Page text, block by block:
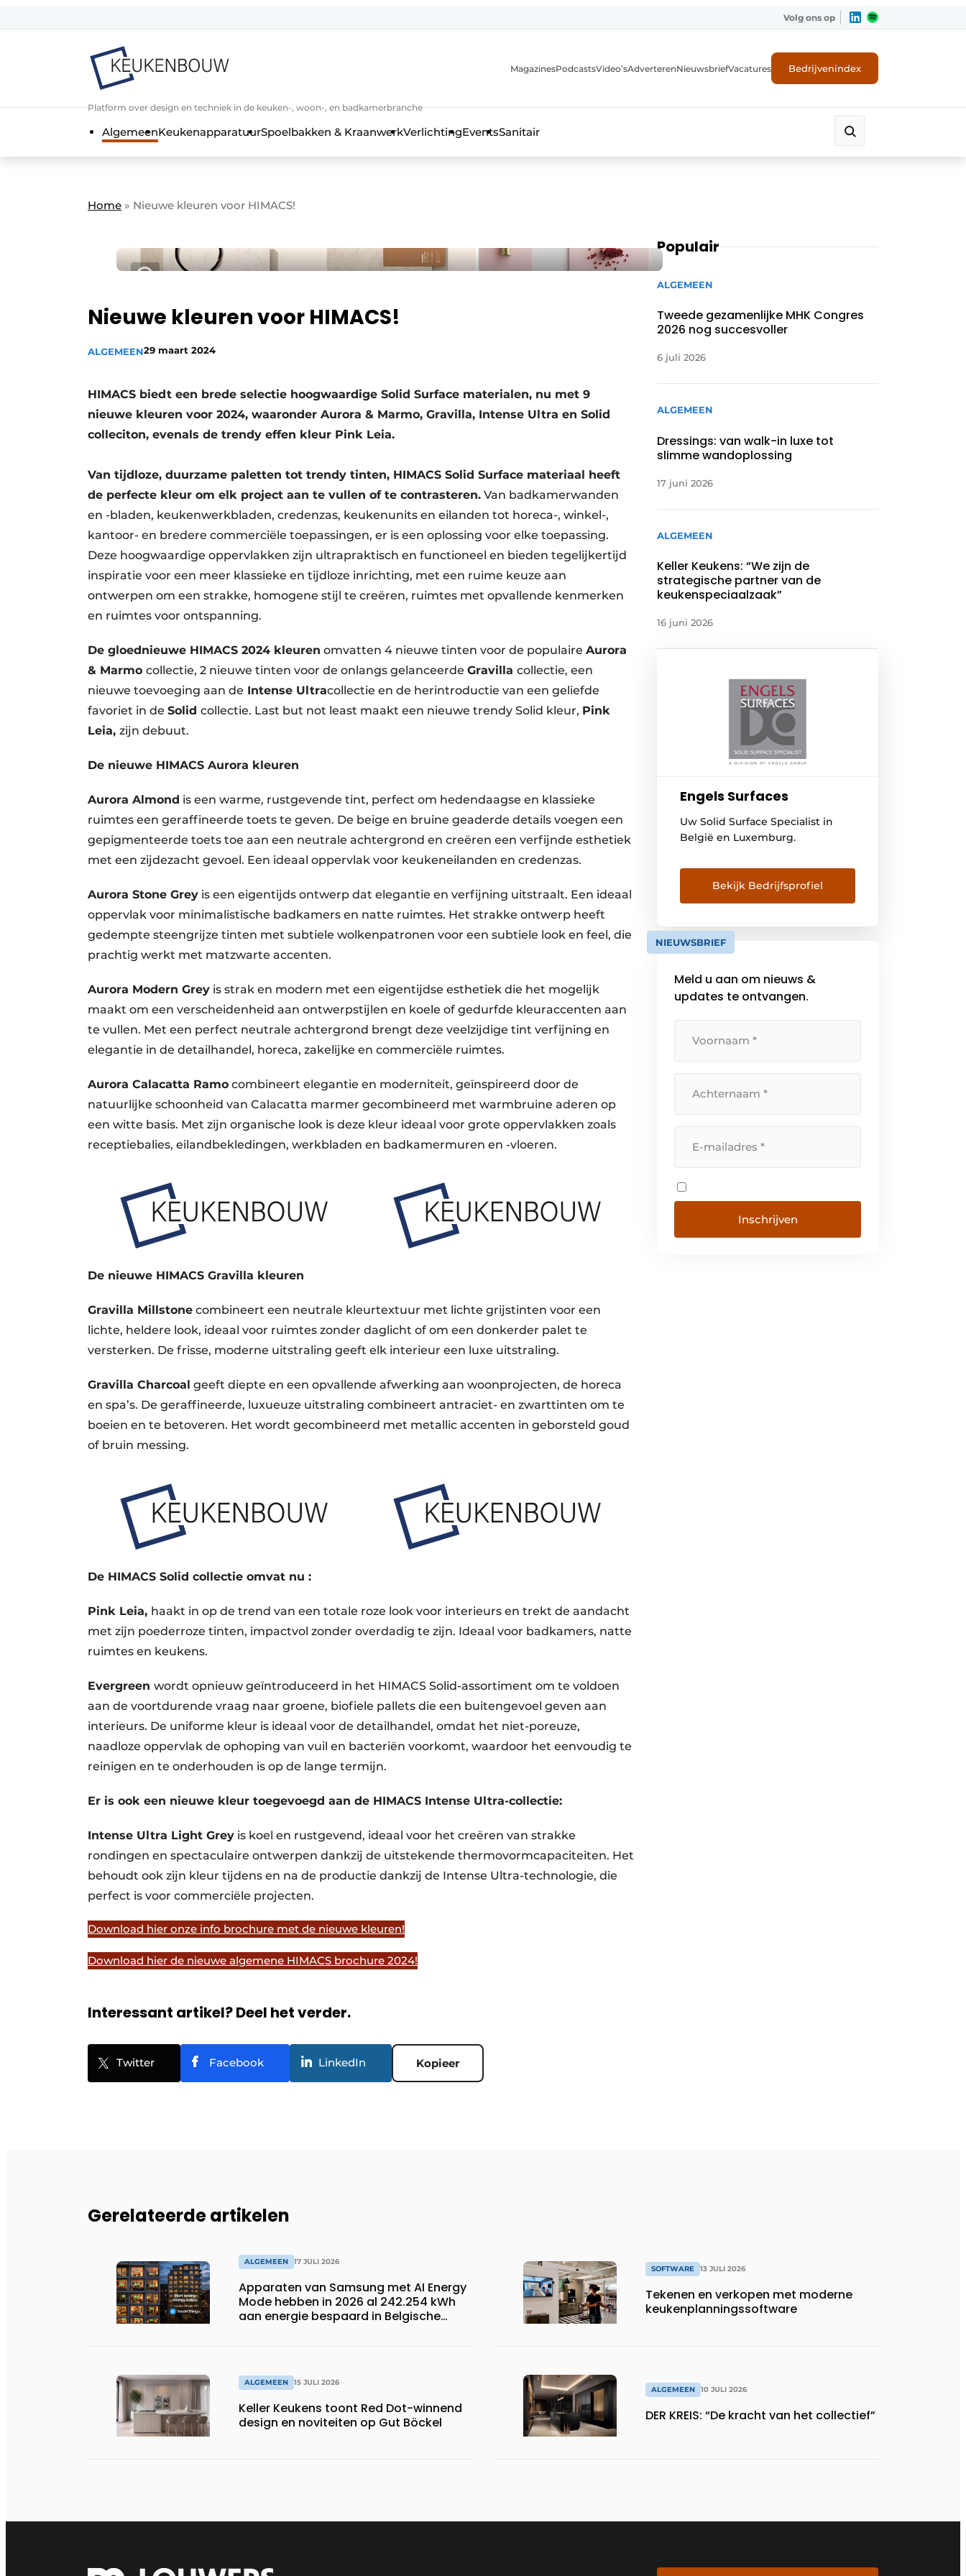
Algemene voorwaarden
Contact
Nieuwsbrief
Privacy / Cookie statement
Volg ons op
Platform over design en techniek in de keuken-, woon-, en badkamerbranche
MagazinesPodcastsVideo’sAdverterenNieuwsbriefVacatures Bedrijvenindex
AlgemeenKeukenapparatuurSpoelbakken & KraanwerkVerlichtingEventsSanitair
Home » Nieuwe kleuren voor HIMACS!
Nieuwe kleuren voor HIMACS!
ALGEMEEN29 maart 2024
HIMACS biedt een brede selectie hoogwaardige Solid Surface materialen, nu met 9
nieuwe kleuren voor 2024, waaronder Aurora & Marmo, Gravilla, Intense Ultra en Solid
colleciton, evenals de trendy effen kleur Pink Leia.
Van tijdloze, duurzame paletten tot trendy tinten, HIMACS Solid Surface materiaal heeft
de perfecte kleur om elk project aan te vullen of te contrasteren. Van badkamerwanden
en -bladen, keukenwerkbladen, credenzas, keukenunits en eilanden tot horeca-, winkel-,
kantoor- en bredere commerciële toepassingen, er is een oplossing voor elke toepassing.
Deze hoogwaardige oppervlakken zijn ultrapraktisch en functioneel en bieden tegelijkertijd
inspiratie voor een meer klassieke en tijdloze inrichting, met een ruime keuze aan
ontwerpen om een strakke, homogene stijl te creëren, ruimtes met opvallende kenmerken
en ruimtes voor ontspanning.
De gloednieuwe HIMACS 2024 kleuren omvatten 4 nieuwe tinten voor de populaire Aurora
& Marmo collectie, 2 nieuwe tinten voor de onlangs gelanceerde Gravilla collectie, een
nieuwe toevoeging aan de Intense Ultracollectie en de herintroductie van een geliefde
favoriet in de Solid collectie. Last but not least maakt een nieuwe trendy Solid kleur, Pink
Leia, zijn debuut.
De nieuwe HIMACS Aurora kleuren
Aurora Almond is een warme, rustgevende tint, perfect om hedendaagse en klassieke
ruimtes een geraffineerde toets te geven. De beige en bruine geaderde details voegen een
gepigmenteerde toets toe aan een neutrale achtergrond en creëren een verfijnde esthetiek
met een zijdezacht gevoel. Een ideaal oppervlak voor keukeneilanden en credenzas.
Aurora Stone Grey is een eigentijds ontwerp dat elegantie en verfijning uitstraalt. Een ideaal
oppervlak voor minimalistische badkamers en natte ruimtes. Het strakke ontwerp heeft
gedempte steengrijze tinten met subtiele wolkenpatronen voor een subtiele look en feel, die
prachtig werkt met matzwarte accenten.
Aurora Modern Grey is strak en modern met een eigentijdse esthetiek die het mogelijk
maakt om een verscheidenheid aan ontwerpstijlen en koele of gedurfde kleuraccenten aan
te vullen. Met een perfect neutrale achtergrond brengt deze veelzijdige tint verfijning en
elegantie in de detailhandel, horeca, zakelijke en commerciële ruimtes.
Aurora Calacatta Ramo combineert elegantie en moderniteit, geïnspireerd door de
natuurlijke schoonheid van Calacatta marmer gecombineerd met warmbruine aderen op
een witte basis. Met zijn organische look is deze kleur ideaal voor grote oppervlakken zoals
receptiebalies, eilandbekledingen, werkbladen en badkamermuren en -vloeren.
De nieuwe HIMACS Gravilla kleuren
Gravilla Millstone combineert een neutrale kleurtextuur met lichte grijstinten voor een
lichte, heldere look, ideaal voor ruimtes zonder daglicht of om een donkerder palet te
versterken. De frisse, moderne uitstraling geeft elk interieur een luxe uitstraling.
Gravilla Charcoal geeft diepte en een opvallende afwerking aan woonprojecten, de horeca
en spa’s. De geraffineerde, luxueuze uitstraling combineert antraciet- en zwarttinten om te
boeien en te betoveren. Het wordt gecombineerd met metallic accenten in geborsteld goud
of bruin messing.
De HIMACS Solid collectie omvat nu :
Pink Leia, haakt in op de trend van een totale roze look voor interieurs en trekt de aandacht
met zijn poederroze tinten, impactvol zonder overdadig te zijn. Ideaal voor badkamers, natte
ruimtes en keukens.
Evergreen wordt opnieuw geïntroduceerd in het HIMACS Solid-assortiment om te voldoen
aan de voortdurende vraag naar groene, biofiele pallets die een buitengevoel geven aan
interieurs. De uniforme kleur is ideaal voor de detailhandel, omdat het niet-poreuze,
naadloze oppervlak de ophoping van vuil en bacteriën voorkomt, waardoor het eenvoudig te
reinigen en te onderhouden is op de lange termijn.
Er is ook een nieuwe kleur toegevoegd aan de HIMACS Intense Ultra-collectie:
Intense Ultra Light Grey is koel en rustgevend, ideaal voor het creëren van strakke
rondingen en spectaculaire ontwerpen dankzij de uitstekende thermovormcapaciteiten. Het
behoudt ook zijn kleur tijdens en na de productie dankzij de Intense Ultra-technologie, die
perfect is voor commerciële projecten.
Download hier onze info brochure met de nieuwe kleuren!
Download hier de nieuwe algemene HIMACS brochure 2024!
Interessant artikel? Deel het verder.
Twitter Facebook LinkedIn Kopieer
Populair
ALGEMEEN
Tweede gezamenlijke MHK Congres
2026 nog succesvoller
6 juli 2026
ALGEMEEN
Dressings: van walk-in luxe tot
slimme wandoplossing
17 juni 2026
ALGEMEEN
Keller Keukens: “We zijn de
strategische partner van de
keukenspeciaalzaak”
16 juni 2026
Engels Surfaces
Uw Solid Surface Specialist in
België en Luxemburg.
Bekijk Bedrijfsprofiel
NIEUWSBRIEF
Meld u aan om nieuws &
updates te ontvangen.
Gerelateerde artikelen
ALGEMEEN 17 JULI 2026
Apparaten van Samsung met AI Energy
Mode hebben in 2026 al 242.254 kWh
aan energie bespaard in Belgische
ALGEMEEN 15 JULI 2026
Keller Keukens toont Red Dot-winnend
design en noviteiten op Gut Böckel
SOFTWARE 13 JULI 2026
Tekenen en verkopen met moderne
keukenplanningssoftware
ALGEMEEN 10 JULI 2026
DER KREIS: “De kracht van het collectief”